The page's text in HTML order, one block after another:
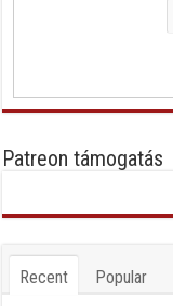
Patreon támogatás
Recent Popular